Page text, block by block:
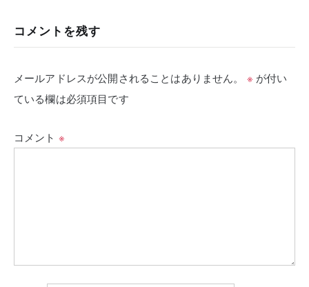
コメントを残す
メールアドレスが公開されることはありません。 ※ が付い
ている欄は必須項目です
コメント ※